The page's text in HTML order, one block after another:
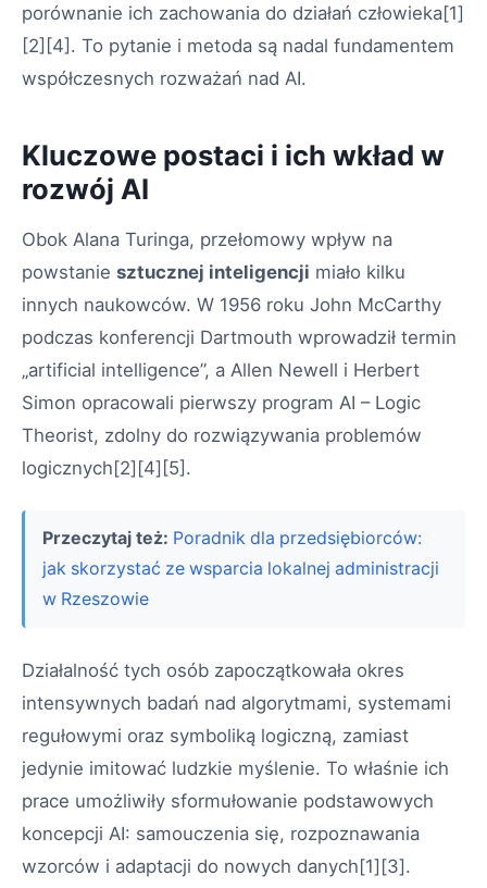
porównanie ich zachowania do działań człowieka[1]
[2][4]. To pytanie i metoda są nadal fundamentem
współczesnych rozważań nad AI.
Kluczowe postaci i ich wkład w
rozwój AI
Obok Alana Turinga, przełomowy wpływ na
powstanie sztucznej inteligencji miało kilku
innych naukowców. W 1956 roku John McCarthy
podczas konferencji Dartmouth wprowadził termin
„artificial intelligence”, a Allen Newell i Herbert
Simon opracowali pierwszy program AI – Logic
Theorist, zdolny do rozwiązywania problemów
logicznych[2][4][5].
Przeczytaj też: Poradnik dla przedsiębiorców:
jak skorzystać ze wsparcia lokalnej administracji
w Rzeszowie
Działalność tych osób zapoczątkowała okres
intensywnych badań nad algorytmami, systemami
regułowymi oraz symboliką logiczną, zamiast
jedynie imitować ludzkie myślenie. To właśnie ich
prace umożliwiły sformułowanie podstawowych
koncepcji AI: samouczenia się, rozpoznawania
wzorców i adaptacji do nowych danych[1][3].